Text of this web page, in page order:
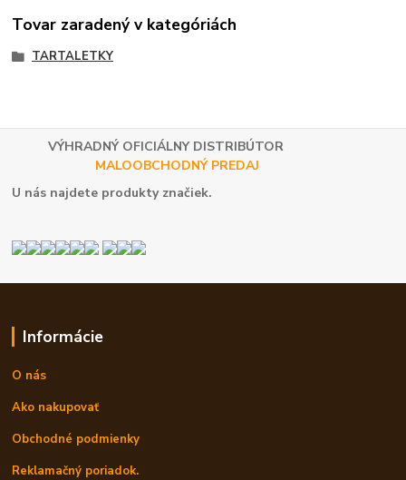
Tovar zaradený v kategóriách
TARTALETKY
VÝHRADNÝ OFICIÁLNY DISTRIBÚTOR
MALOOBCHODNÝ PREDAJ
U nás najdete produkty značiek.
Informácie
O nás
Ako nakupovať
Obchodné podmienky
Reklamačný poriadok.